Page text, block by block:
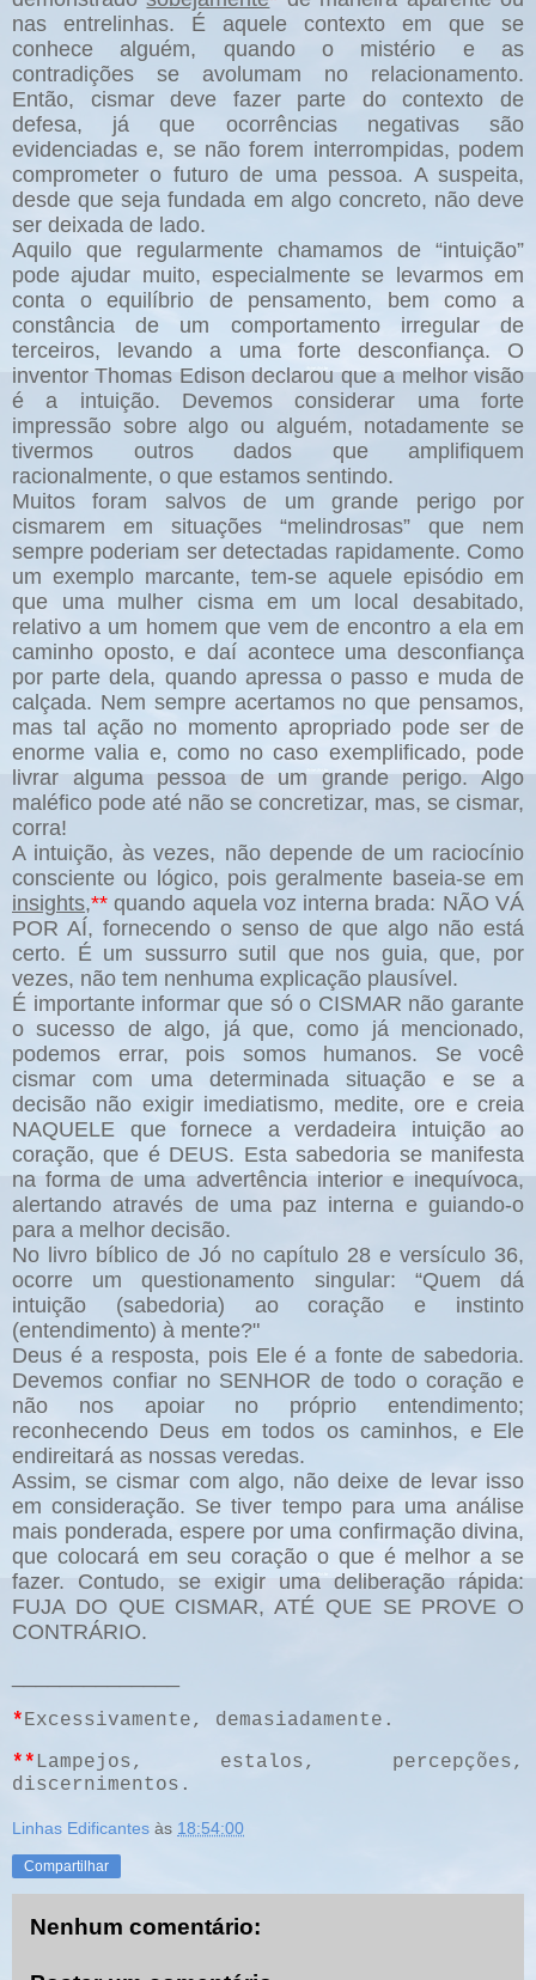
nas entrelinhas. É aquele contexto em que se
conhece alguém, quando o mistério e as
contradições se avolumam no relacionamento.
Então, cismar deve fazer parte do contexto de
defesa, já que ocorrências negativas são
evidenciadas e, se não forem interrompidas, podem
comprometer o futuro de uma pessoa. A suspeita,
desde que seja fundada em algo concreto, não deve
ser deixada de lado.
Aquilo que regularmente chamamos de “intuição”
pode ajudar muito, especialmente se levarmos em
conta o equilíbrio de pensamento, bem como a
constância de um comportamento irregular de
terceiros, levando a uma forte desconfiança. O
inventor Thomas Edison declarou que a melhor visão
é a intuição. Devemos considerar uma forte
impressão sobre algo ou alguém, notadamente se
tivermos outros dados que amplifiquem
racionalmente, o que estamos sentindo.
Muitos foram salvos de um grande perigo por
cismarem em situações “melindrosas” que nem
sempre poderiam ser detectadas rapidamente. Como
um exemplo marcante, tem-se aquele episódio em
que uma mulher cisma em um local desabitado,
relativo a um homem que vem de encontro a ela em
caminho oposto, e daí acontece uma desconfiança
por parte dela, quando apressa o passo e muda de
calçada. Nem sempre acertamos no que pensamos,
mas tal ação no momento apropriado pode ser de
enorme valia e, como no caso exemplificado, pode
livrar alguma pessoa de um grande perigo. Algo
maléfico pode até não se concretizar, mas, se cismar,
corra!
A intuição, às vezes, não depende de um raciocínio
consciente ou lógico, pois geralmente baseia-se em
insights,** quando aquela voz interna brada: NÃO VÁ
POR AÍ, fornecendo o senso de que algo não está
certo. É um sussurro sutil que nos guia, que, por
vezes, não tem nenhuma explicação plausível.
É importante informar que só o CISMAR não garante
o sucesso de algo, já que, como já mencionado,
podemos errar, pois somos humanos. Se você
cismar com uma determinada situação e se a
decisão não exigir imediatismo, medite, ore e creia
NAQUELE que fornece a verdadeira intuição ao
coração, que é DEUS. Esta sabedoria se manifesta
na forma de uma advertência interior e inequívoca,
alertando através de uma paz interna e guiando-o
para a melhor decisão.
No livro bíblico de Jó no capítulo 28 e versículo 36,
ocorre um questionamento singular: “Quem dá
intuição (sabedoria) ao coração e instinto
(entendimento) à mente?"
Deus é a resposta, pois Ele é a fonte de sabedoria.
Devemos confiar no SENHOR de todo o coração e
não nos apoiar no próprio entendimento;
reconhecendo Deus em todos os caminhos, e Ele
endireitará as nossas veredas.
Assim, se cismar com algo, não deixe de levar isso
em consideração. Se tiver tempo para uma análise
mais ponderada, espere por uma confirmação divina,
que colocará em seu coração o que é melhor a se
fazer. Contudo, se exigir uma deliberação rápida:
FUJA DO QUE CISMAR, ATÉ QUE SE PROVE O
CONTRÁRIO.
*Excessivamente, demasiadamente.
** Lampejos, estalos, percepções,
discernimentos.
Linhas Edificantes às 18:54:00
Compartilhar
Nenhum comentário: